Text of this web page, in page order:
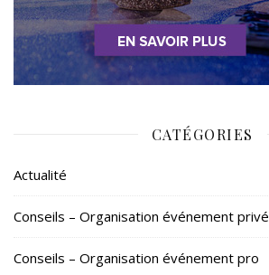
CATÉGORIES
Actualité
Conseils – Organisation événement privé
Conseils – Organisation événement pro